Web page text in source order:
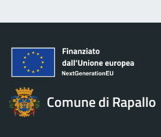
Comune di Rapallo